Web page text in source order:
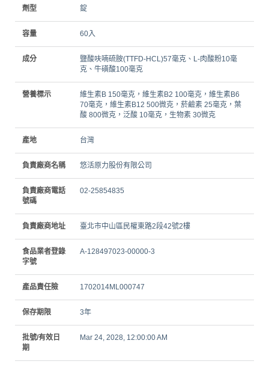
劑型 錠
容量 60入
成分
鹽酸呋喃硫胺(TTFD-HCL)57毫克、L-肉酸粉10毫
克、牛磺酸100毫克
營養標示
維生素B 150毫克，維生素B2 100毫克，維生素B6
70毫克，維生素B12 500微克，菸鹼素 25毫克，葉
酸 800微克，泛酸 10毫克，生物素 30微克
產地 台灣
負責廠商名稱 悠活原力股份有限公司
負責廠商電話
號碼
02-25854835
負責廠商地址 臺北市中山區民權東路2段42號2樓
食品業者登錄
字號
A-128497023-00000-3
產品責任險 1702014ML000747
保存期限 3年
批號/有效日
期
Mar 24, 2028, 12:00:00 AM